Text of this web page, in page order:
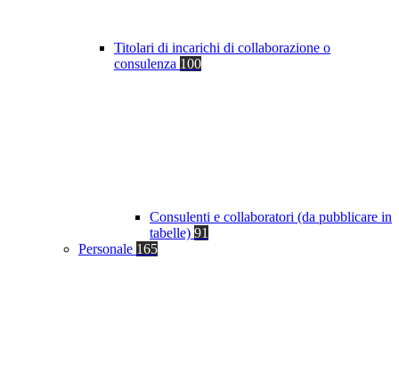
Titolari di incarichi di collaborazione o
consulenza 100
Consulenti e collaboratori (da pubblicare in
tabelle) 91
Personale 165